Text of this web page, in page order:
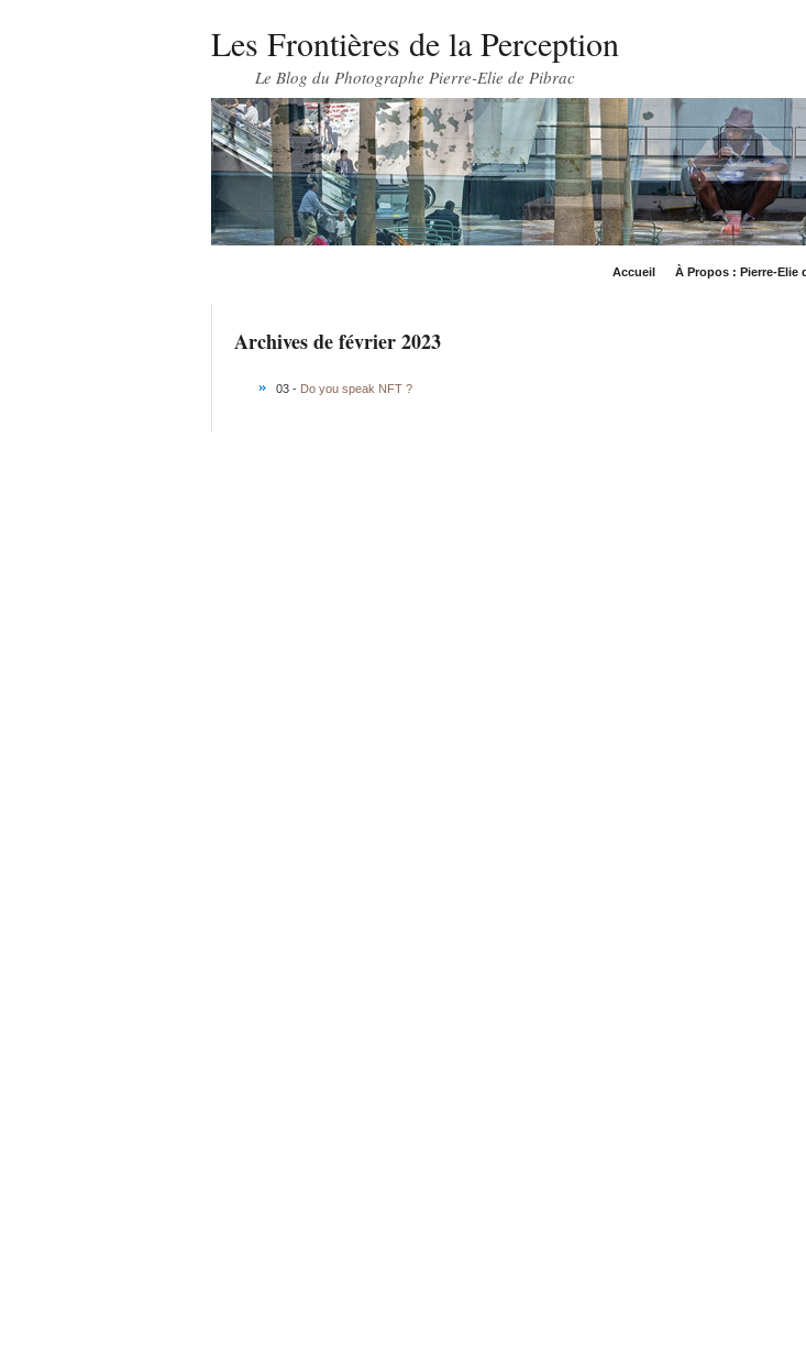
Les Frontières de la Perception
Le Blog du Photographe Pierre-Elie de Pibrac
Accueil À Propos : Pierre-Elie
Archives de février 2023
03 - Do you speak NFT ?